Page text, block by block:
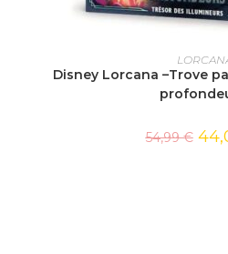
AJOUTER AU
Disney Lorcana –Trove
54,99€